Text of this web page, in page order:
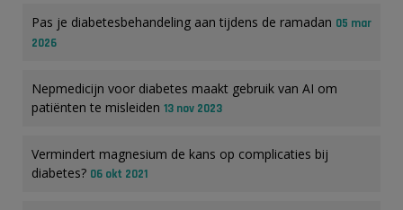
Pas je diabetesbehandeling aan tijdens de ramadan 05 mar
2026
Nepmedicijn voor diabetes maakt gebruik van AI om
patiënten te misleiden 13 nov 2023
Vermindert magnesium de kans op complicaties bij
diabetes? 06 okt 2021